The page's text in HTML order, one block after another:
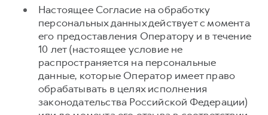
Настоящее Согласие на обработку
персональных данных действует с момента
его предоставления Оператору и в течение
10 лет (настоящее условие не
распространяется на персональные
данные, которые Оператор имеет право
обрабатывать в целях исполнения
законодательства Российской Федерации)